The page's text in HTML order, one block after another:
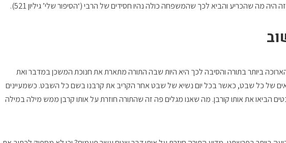
היה מה שהכריע והביא לכך שהמשפחה כולה נהיו חסידים של הרבי (‘הסיפור שלי’ גיליון 521).
ביותר בתורה והסיבה לכך היא היות שבה התורה מתארת את חנוכת המשכן במדבר ואת
של כל שבט, כאשר בכל יום נשיא של שבט אחר הקריב את קרבנו בשם כל השבט. כשמעיינים
הביאו את אותו קורבן. מה שאנו מגלים פה זה שהתורה חוזרת על אותו קרבן ממש מילה במילה